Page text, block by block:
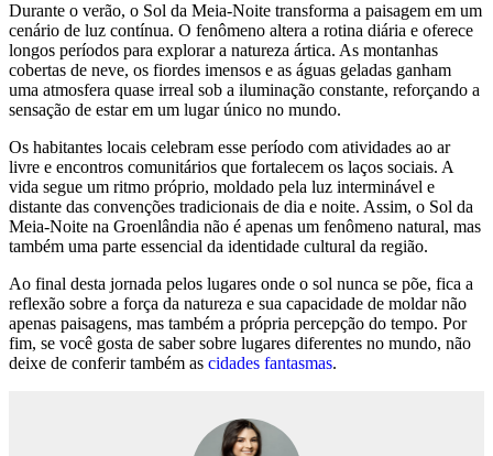
Durante o verão, o Sol da Meia-Noite transforma a paisagem em um
cenário de luz contínua. O fenômeno altera a rotina diária e oferece
longos períodos para explorar a natureza ártica. As montanhas
cobertas de neve, os fiordes imensos e as águas geladas ganham
uma atmosfera quase irreal sob a iluminação constante, reforçando a
sensação de estar em um lugar único no mundo.
Os habitantes locais celebram esse período com atividades ao ar
livre e encontros comunitários que fortalecem os laços sociais. A
vida segue um ritmo próprio, moldado pela luz interminável e
distante das convenções tradicionais de dia e noite. Assim, o Sol da
Meia-Noite na Groenlândia não é apenas um fenômeno natural, mas
também uma parte essencial da identidade cultural da região.
Ao final desta jornada pelos lugares onde o sol nunca se põe, fica a
reflexão sobre a força da natureza e sua capacidade de moldar não
apenas paisagens, mas também a própria percepção do tempo. Por
fim, se você gosta de saber sobre lugares diferentes no mundo, não
deixe de conferir também as cidades fantasmas.